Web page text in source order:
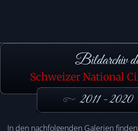
Bildarchiv
Schweizer National
2011 - 2020
In den nachfolgenden Galerien